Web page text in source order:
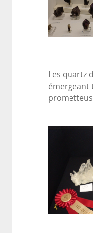
Les quartz
émergeant